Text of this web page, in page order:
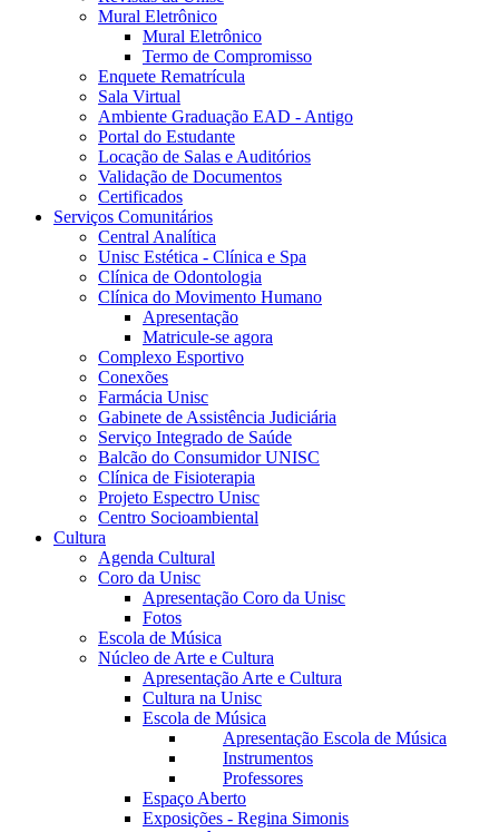
Mural Eletrônico
Mural Eletrônico
Termo de Compromisso
Enquete Rematrícula
Sala Virtual
Ambiente Graduação EAD - Antigo
Portal do Estudante
Locação de Salas e Auditórios
Validação de Documentos
Certificados
Serviços Comunitários
Central Analítica
Unisc Estética - Clínica e Spa
Clínica de Odontologia
Clínica do Movimento Humano
Apresentação
Matricule-se agora
Complexo Esportivo
Conexões
Farmácia Unisc
Gabinete de Assistência Judiciária
Serviço Integrado de Saúde
Balcão do Consumidor UNISC
Clínica de Fisioterapia
Projeto Espectro Unisc
Centro Socioambiental
Cultura
Agenda Cultural
Coro da Unisc
Apresentação Coro da Unisc
Fotos
Escola de Música
Núcleo de Arte e Cultura
Apresentação Arte e Cultura
Cultura na Unisc
Escola de Música
Apresentação Escola de Música
Instrumentos
Professores
Espaço Aberto
Exposições - Regina Simonis